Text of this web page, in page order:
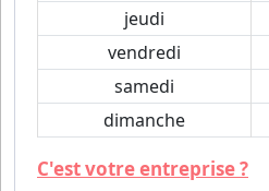
jeudi
vendredi
samedi
dimanche
C'est votre entreprise ?